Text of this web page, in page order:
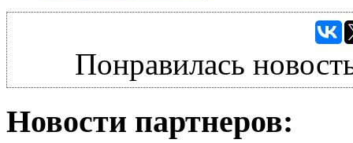
Понравилась
Новости партнеров: